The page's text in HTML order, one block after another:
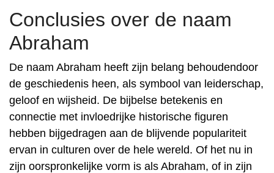
Conclusies over de naam
Abraham
De naam Abraham heeft zijn belang behoudendoor
de geschiedenis heen, als symbool van leiderschap,
geloof en wijsheid. De bijbelse betekenis en
connectie met invloedrijke historische figuren
hebben bijgedragen aan de blijvende populariteit
ervan in culturen over de hele wereld. Of het nu in
zijn oorspronkelijke vorm is als Abraham, of in zijn